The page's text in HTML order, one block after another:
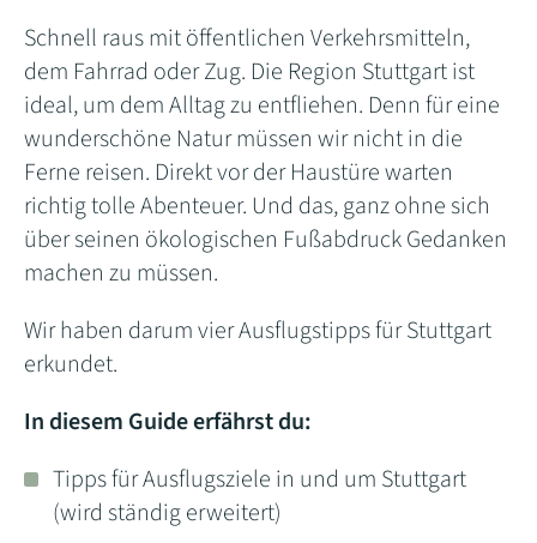
Schnell raus mit öffentlichen Verkehrsmitteln,
dem Fahrrad oder Zug. Die Region Stuttgart ist
ideal, um dem Alltag zu entfliehen. Denn für eine
wunderschöne Natur müssen wir nicht in die
Ferne reisen. Direkt vor der Haustüre warten
richtig tolle Abenteuer. Und das, ganz ohne sich
über seinen ökologischen Fußabdruck Gedanken
machen zu müssen.
Wir haben darum vier Ausflugstipps für Stuttgart
erkundet.
In diesem Guide erfährst du:
Tipps für Ausflugsziele in und um Stuttgart
(wird ständig erweitert)